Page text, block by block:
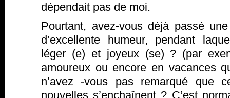
dépendait pas de moi.
Pourtant, avez-vous déjà passé
d’excellente humeur, pendant
léger (e) et joyeux (se) ? (par
amoureux ou encore en vacances
n’avez -vous pas remarqué que
nouvelles s’enchaînent ? C’est